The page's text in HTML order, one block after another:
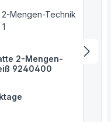
2-Mengen-
9240400